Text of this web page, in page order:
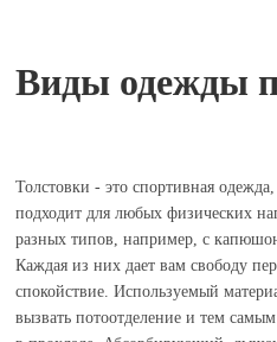
Виды одежды
Толстовки - это спортивная
подходит для любых физических
разных типов, например, с
Каждая из них дает вам свободу
спокойствие. Используемый
вызвать потоотделение и тем